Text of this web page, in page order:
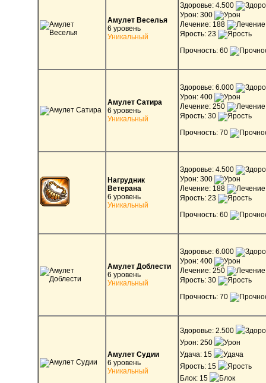
Амулет Веселья
6 уровень
Уникальный
Здоровье: 4.500
Урон: 300
Лечение: 188
Ярость: 23
Прочность: 60
Амулет Сатира
6 уровень
Уникальный
Здоровье: 6.000
Урон: 400
Лечение: 250
Ярость: 30
Прочность: 70
Нагрудник
Ветерана
6 уровень
Уникальный
Здоровье: 4.500
Урон: 300
Лечение: 188
Ярость: 23
Прочность: 60
Амулет Доблести
6 уровень
Уникальный
Здоровье: 6.000
Урон: 400
Лечение: 250
Ярость: 30
Прочность: 70
Амулет Судии
6 уровень
Уникальный
Здоровье: 2.500
Урон: 250
Удача: 15
Ярость: 15
Блок: 15